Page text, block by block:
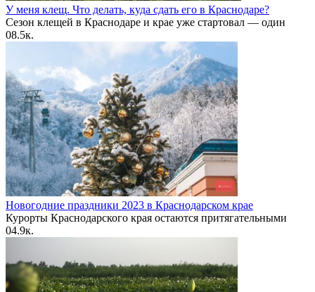
У меня клещ. Что делать, куда сдать его в Краснодаре?
Сезон клещей в Краснодаре и крае уже стартовал — один
08.5к.
Новогодние праздники 2023 в Краснодарском крае
Курорты Краснодарского края остаются притягательными
04.9к.